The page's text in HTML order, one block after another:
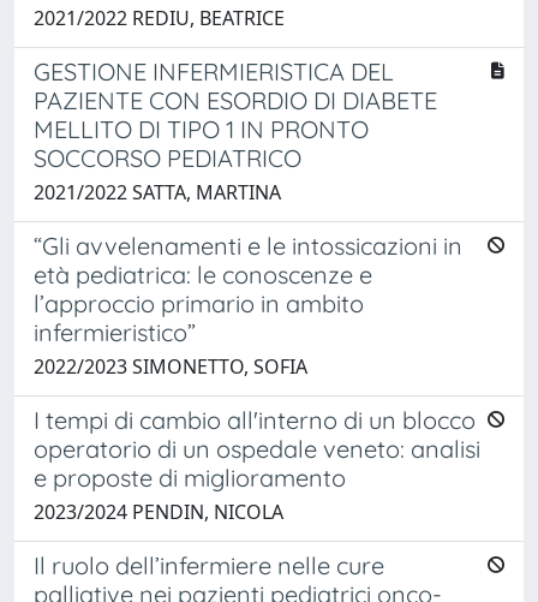
2021/2022 REDIU, BEATRICE
GESTIONE INFERMIERISTICA DEL
PAZIENTE CON ESORDIO DI DIABETE
MELLITO DI TIPO 1 IN PRONTO
SOCCORSO PEDIATRICO
2021/2022 SATTA, MARTINA
“Gli avvelenamenti e le intossicazioni in
età pediatrica: le conoscenze e
l’approccio primario in ambito
infermieristico”
2022/2023 SIMONETTO, SOFIA
I tempi di cambio all'interno di un blocco
operatorio di un ospedale veneto: analisi
e proposte di miglioramento
2023/2024 PENDIN, NICOLA
Il ruolo dell’infermiere nelle cure
palliative nei pazienti pediatrici onco-